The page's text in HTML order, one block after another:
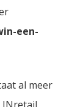
een-
al meer